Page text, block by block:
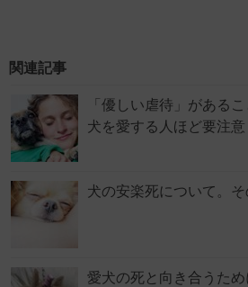
関連記事
「優しい虐待」がある
犬を愛する人ほど要注意
犬の安楽死について。
愛犬の死と向き合うた